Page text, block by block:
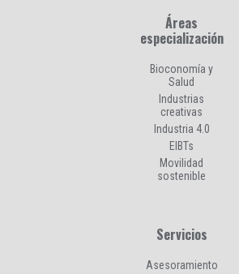
Áreas
especialización
Bioconomía y
Salud
Industrias
creativas
Industria 4.0
EIBTs
Movilidad
sostenible
Servicios
Asesoramiento